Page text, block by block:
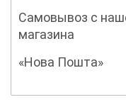
Самовывоз с
магазина
«Нова Пошта»